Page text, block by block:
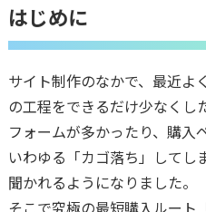
はじめに
サイト制作のなかで、最近よ
の工程をできるだけ少なくし
フォームが多かったり、購入
いわゆる「カゴ落ち」してし
聞かれるようになりました。
そこで究極の最短購入ルート